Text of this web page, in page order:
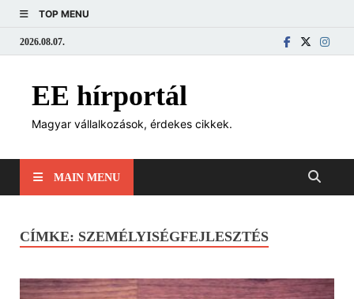
TOP MENU
2026.08.07.
EE hírportál
Magyar vállalkozások, érdekes cikkek.
MAIN MENU
CÍMKE: SZEMÉLYISÉGFEJLESZTÉS